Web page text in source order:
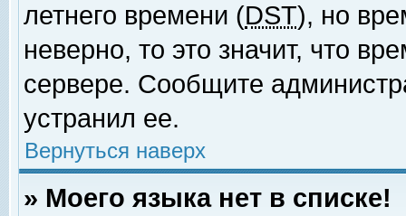
летнего времени (DST), но
неверно, то это значит, что
сервере. Сообщите
устранил ее.
Вернуться наверх
» Моего языка нет в списке!